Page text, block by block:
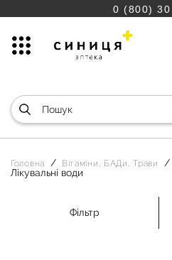
0 (800) 30
Головна Вітаміни, БАДи, Трави
Лікувальні води
Фільтр